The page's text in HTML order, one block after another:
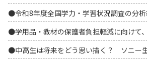
●令和8年度全国学力・学習状況調査の分
●学用品・教材の保護者負担軽減に向けて
●中高生は将来をどう思い描く？ ソニー